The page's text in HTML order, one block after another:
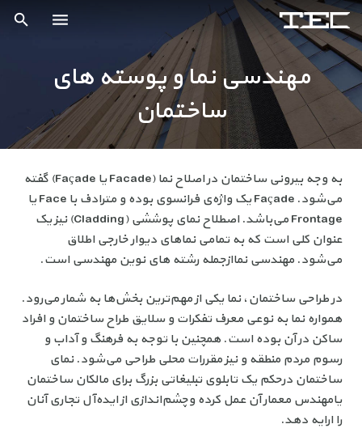
فنی و مهندسی تدبیراسکان (صفحه نخست)
شرکت
خدمات
اخبار
کتاب و مقالات علمی
تماس با ما
مهندسی نما و پوسته های
ساختمان
به وجه بیرونی ساختمان در اصلاح نما (Facade یا Façade) گفته
می‌شود. Façade یک واژه‌ی فرانسوی بوده و مترادف با Face یا
Frontage می‌باشد. اصطلاح نمای پوششی (Cladding) نیز یک
عنوان کلی است که به تمامی نماهای دیوار خارجی اطلاق
می‌شود. مهندسی نماازجمله رشته های نوین مهندسی است.
در طراحی ساختمان، نما یکی از مهم‌ترین بخش‌ها به شمار می‌رود.
همواره نما به نوعی معرف تفکرات و سلایق طراح ساختمان و افراد
ساکن در آن بوده است. همچنین با توجه به فرهنگ و آداب و
رسوم مردم منطقه و نیز مقررات محلی طراحی می‌شود. نمای
ساختمان درحکم یک تابلوی تبلیغاتی بزرگ برای مالکان ساختمان
یامهندس معمار آن عمل کرده وچشم‌اندازی از ایده‌آل‌ تجاری آنان
را ارایه دهد.